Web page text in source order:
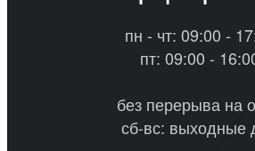
пн - чт: 09:00 -
пт: 09:00 -
без перерыва на
сб-вс: выходные